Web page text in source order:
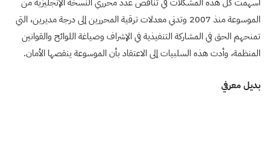
الموسوعة منذ 2007 وتدني معدلات ترقية المحررين إلى درجة مديرين، التي
تمنحهم الحق في المشاركة التنفيذية في الإشراف وصياغة اللوائح والقوانين
المنظمة، وأدت هذه السلبيات إلى الاعتقاد بأن الموسوعة ينقصها الأمان.
بديل معرفي